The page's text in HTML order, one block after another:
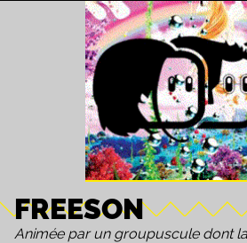
FREESON
Animée par un groupuscule dont